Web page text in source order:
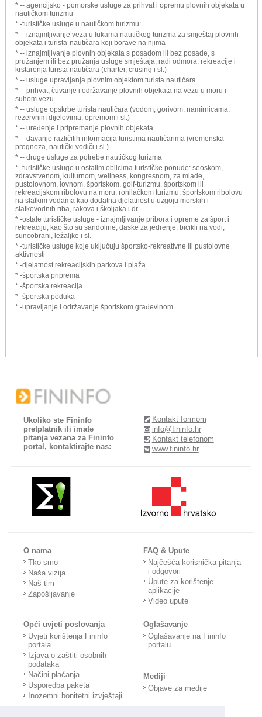
* -- agencijsko - pomorske usluge za prihvat i opremu plovnih objekata u
nautičkom turizmu
* -turističke usluge u nautičkom turizmu:
* -- iznajmljivanje veza u lukama nautičkog turizma za smještaj plovnih
objekata i turista-nautičara koji borave na njima
* -- iznajmljivanje plovnih objekata s posadom ili bez posade, s
pružanjem ili bez pružanja usluge smještaja, radi odmora, rekreacije i
krstarenja turista nautičara (charter, crusing i sl.)
* -- usluge upravljanja plovnim objektom turista nautičara
* -- prihvat, čuvanje i održavanje plovnih objekata na vezu u moru i
suhom vezu
* -- usluge opskrbe turista nautičara (vodom, gorivom, namirnicama,
rezervnim dijelovima, opremom i sl.)
* -- uređenje i pripremanje plovnih objekata
* -- davanje različitih informacija turistima nautičarima (vremenska
prognoza, nautički vodiči i sl.)
* -- druge usluge za potrebe nautičkog turizma
* -turističke usluge u ostalim oblicima turističke ponude: seoskom,
zdravstvenom, kulturnom, wellness, kongresnom, za mlade,
pustolovnom, lovnom, športskom, golf-turizmu, športskom ili
rekreacijskom ribolovu na moru, ronilačkom turizmu, športskom ribolovu
na slatkim vodama kao dodatna djelatnost u uzgoju morskih i
slatkovodnih riba, rakova i školjaka i dr.
* -ostale turističke usluge - iznajmljivanje pribora i opreme za šport i
rekreaciju, kao što su sandoline, daske za jedrenje, bicikli na vodi,
suncobrani, ležaljke i sl.
* -turističke usluge koje uključuju športsko-rekreativne ili pustolovne
aktivnosti
* -djelatnost rekreacijskih parkova i plaža
* -športska priprema
* -športska rekreacija
* -športska poduka
* -upravljanje i održavanje športskom građevinom
Ukoliko ste Fininfo
pretplatnik ili imate
pitanja vezana za Fininfo
portal, kontaktirajte nas:
Kontakt formom
info@fininfo.hr
Kontakt telefonom
www.fininfo.hr
O nama
Tko smo
Naša vizija
Naš tim
Zapošljavanje
FAQ & Upute
Najčešća korisnička pitanja
i odgovori
Upute za korištenje
aplikacije
Video upute
Opći uvjeti poslovanja
Uvjeti korištenja Fininfo
portala
Izjava o zaštiti osobnih
podataka
Načini plaćanja
Usporedba paketa
Inozemni bonitetni izvještaji
Oglašavanje
Oglašavanje na Fininfo
portalu
Mediji
Objave za medije